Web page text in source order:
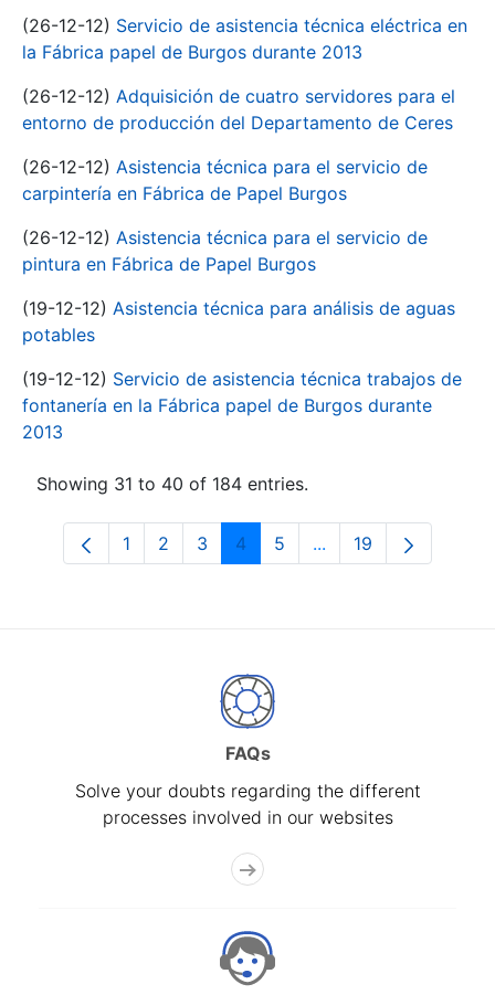
(26-12-12) Servicio de asistencia técnica eléctrica en
la Fábrica papel de Burgos durante 2013
(26-12-12) Adquisición de cuatro servidores para el
entorno de producción del Departamento de Ceres
(26-12-12) Asistencia técnica para el servicio de
carpintería en Fábrica de Papel Burgos
(26-12-12) Asistencia técnica para el servicio de
pintura en Fábrica de Papel Burgos
(19-12-12) Asistencia técnica para análisis de aguas
potables
(19-12-12) Servicio de asistencia técnica trabajos de
fontanería en la Fábrica papel de Burgos durante
2013
Showing 31 to 40 of 184 entries.
Page
1 Page
2 Page
3 Page
4 Page
5 ...Intermediate Pages
Page
19
FAQs
Solve your doubts regarding the different
processes involved in our websites